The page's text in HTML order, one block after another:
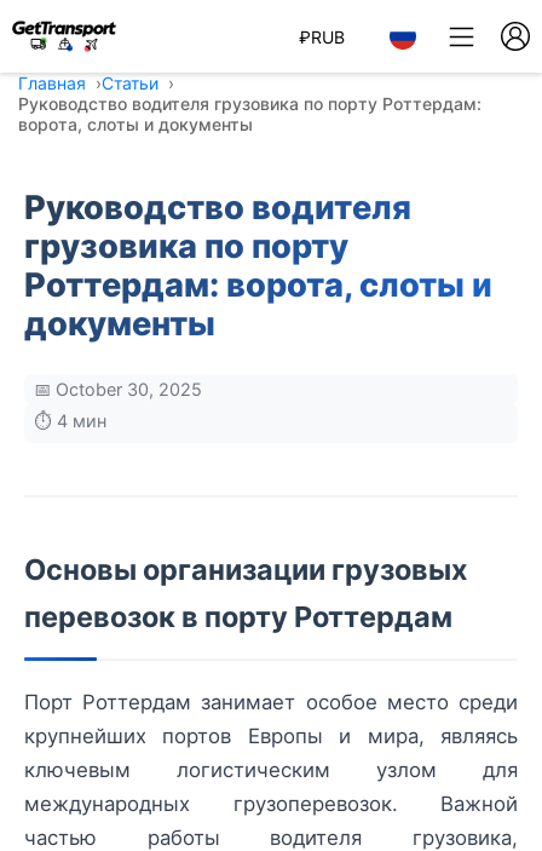
₽RUB
Главная
Статьи
Руководство водителя грузовика по порту Роттердам:
ворота, слоты и документы
Руководство водителя
грузовика по порту
Роттердам: ворота, слоты и
документы
📅 October 30, 2025
⏱️ 4 мин
Основы организации грузовых
перевозок в порту Роттердам
Порт Роттердам занимает особое место среди
крупнейших портов Европы и мира, являясь
ключевым логистическим узлом для
международных грузоперевозок. Важной
частью работы водителя грузовика,